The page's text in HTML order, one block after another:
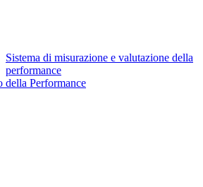
Sistema di misurazione e valutazione della
performance
della Performance